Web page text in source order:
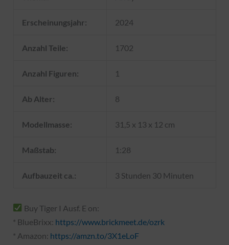
Erscheinungsjahr: 2024
Anzahl Teile: 1702
Anzahl Figuren: 1
Ab Alter: 8
Modellmasse: 31,5 x 13 x 12 cm
Maßstab: 1:28
Aufbauzeit ca.: 3 Stunden 30 Minuten
Buy Tiger I Ausf. E on:
* BlueBrixx: https://www.brickmeet.de/ozrk
* Amazon: https://amzn.to/3X1eLoF